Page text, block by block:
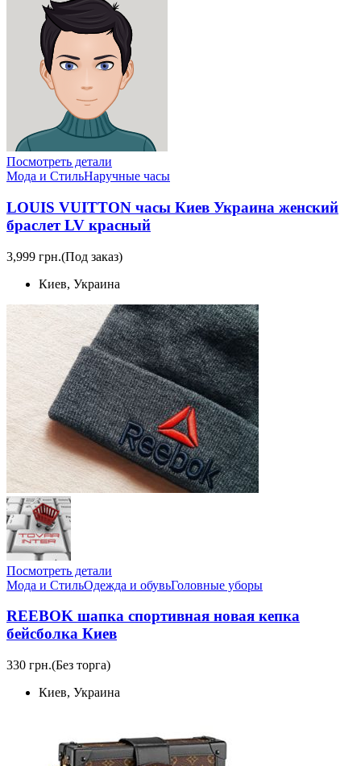
Посмотреть детали
Мода и СтильНаручные часы
LOUIS VUITTON часы Киев Украина женский
браслет LV красный
3,999 грн.(Под заказ)
Киев, Украина
Посмотреть детали
Мода и СтильОдежда и обувьГоловные уборы
REEBOK шапка спортивная новая кепка
бейсболка Киев
330 грн.(Без торга)
Киев, Украина